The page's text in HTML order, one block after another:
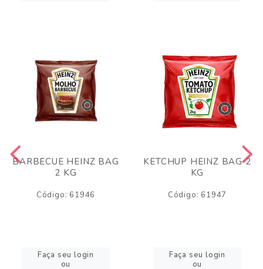
BARBECUE HEINZ BAG
2 KG
Código: 61946
Faça seu login
ou
KETCHUP HEINZ BAG 2
KG
Código: 61947
Faça seu login
ou